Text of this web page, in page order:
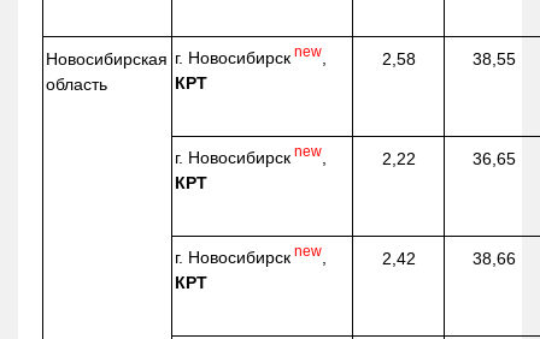
Новосибирская
область
г. Новосибирск new,
КРТ
2,58 38,55
г. Новосибирск new,
КРТ
2,22 36,65
г. Новосибирск new,
КРТ
2,42 38,66